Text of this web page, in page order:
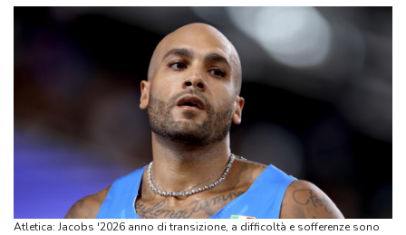
Atletica: Jacobs '2026 anno di transizione, a difficoltà e sofferenze sono